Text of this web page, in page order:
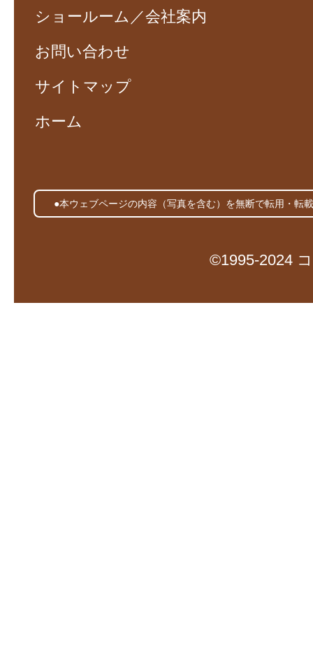
ショールーム／会社案内
お問い合わせ
サイトマップ
ホーム
●本ウェブページの内容（写真を含む）を無断で転用・転
©1995-2024